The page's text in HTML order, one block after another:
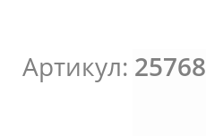
Артикул: 25768